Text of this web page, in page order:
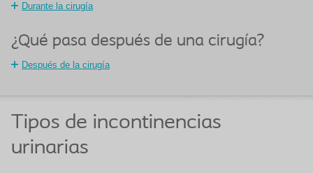
Durante la cirugía
¿Qué pasa después de una cirugía?
Después de la cirugía
Tipos de incontinencias
urinarias